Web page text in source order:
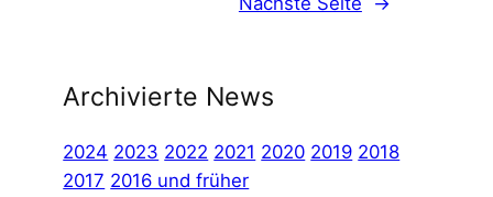
Archivierte News
2024 2023 2022 2021 2020 2019 2018
2017 2016 und früher